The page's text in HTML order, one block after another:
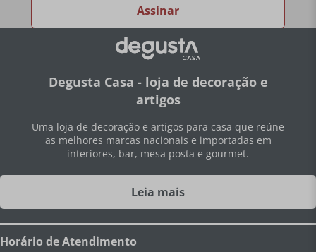
Assinar
Degusta Casa - loja de decoração e
artigos
Uma loja de decoração e artigos para casa que reúne
as melhores marcas nacionais e importadas em
interiores, bar, mesa posta e gourmet.
Leia mais
Horário de Atendimento